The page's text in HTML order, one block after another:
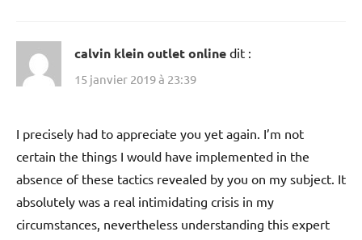
calvin klein outlet online dit :
15 janvier 2019 à 23:39
I precisely had to appreciate you yet again. I’m not
certain the things I would have implemented in the
absence of these tactics revealed by you on my subject. It
absolutely was a real intimidating crisis in my
circumstances, nevertheless understanding this expert